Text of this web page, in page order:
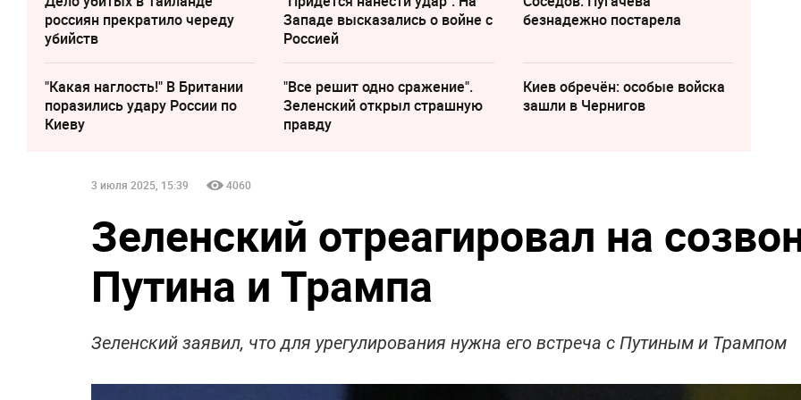
россиян прекратило череду
убийств
Западе высказались о войне с
Россией
безнадежно постарела
"Какая наглость!" В Британии
поразились удару России по
Киеву
"Все решит одно сражение".
Зеленский открыл страшную
правду
Киев обречён: особые войска
зашли в Чернигов
3 июля 2025, 15:39 4060
Зеленский отреагировал на
Путина и Трампа
Зеленский заявил, что для урегулирования нужна его встреча с Путиным и Трампом